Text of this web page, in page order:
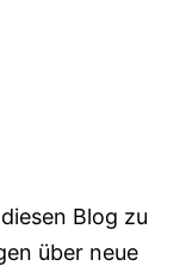
Blog zu
über neue